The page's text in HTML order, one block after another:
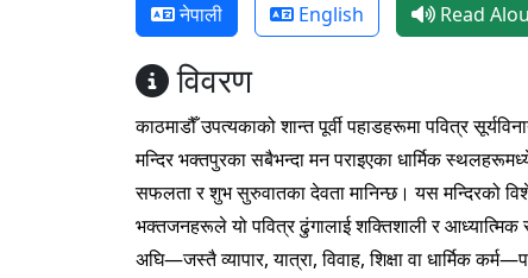
नेपाली English Read
विवरण
काठमाडौँ उपत्यकाको शान्त पूर्वी पहाडहरूमा पवित्र
मन्दिर भक्तपुरका सबैभन्दा मन पराइएका धार्मिक
सफलता र शुभ सुरुवातका देवता मानिन्छ। यस मन्दिरको
भक्तजनहरूले यो पवित्र ढुंगालाई शक्तिशाली र आध्यात्मिक
अघि—जस्तै व्यापार, यात्रा, विवाह, शिक्षा वा धार्मिक